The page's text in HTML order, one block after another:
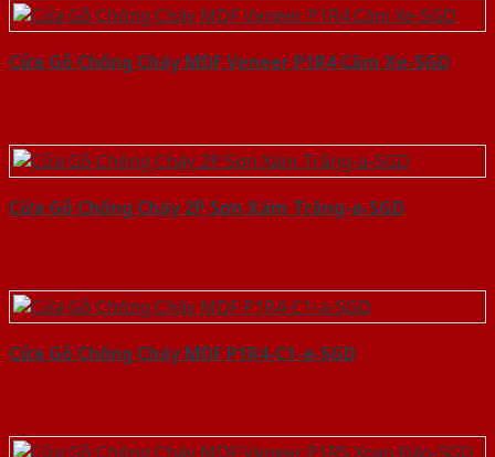
Cửa Gỗ Chống Cháy MDF Veneer P1R4 Căm Xe-SGD
Cửa Gỗ Chống Cháy 2P Sơn Xám Trắng-a-SGD
Cửa Gỗ Chống Cháy MDF P1R4-C1-a-SGD